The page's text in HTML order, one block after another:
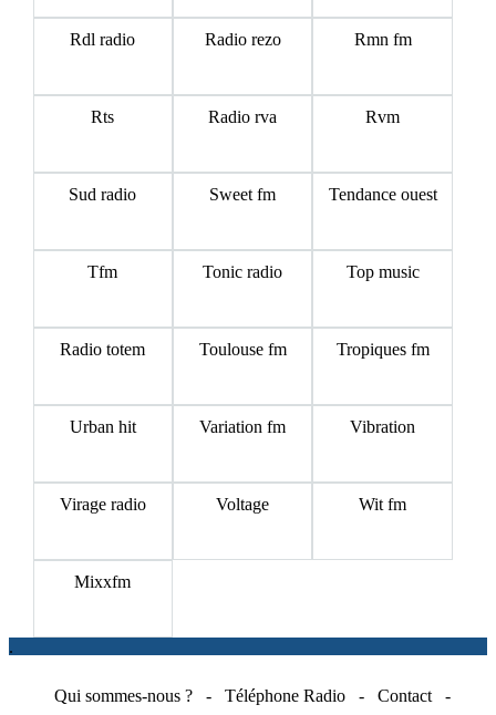
Rdl radio Radio rezo Rmn fm
Rts Radio rva Rvm
Sud radio Sweet fm Tendance ouest
Tfm Tonic radio Top music
Radio totem Toulouse fm Tropiques fm
Urban hit Variation fm Vibration
Virage radio Voltage Wit fm
Mixxfm
.
Qui sommes-nous ? - Téléphone Radio - Contact -